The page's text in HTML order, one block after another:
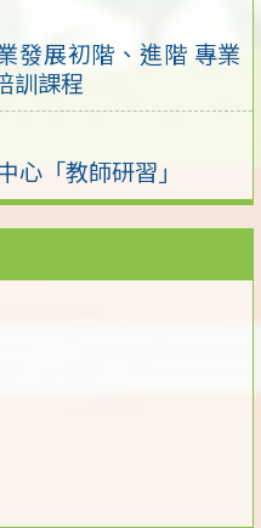
發展初階、進階 專業
訓課程
心「教師研習」